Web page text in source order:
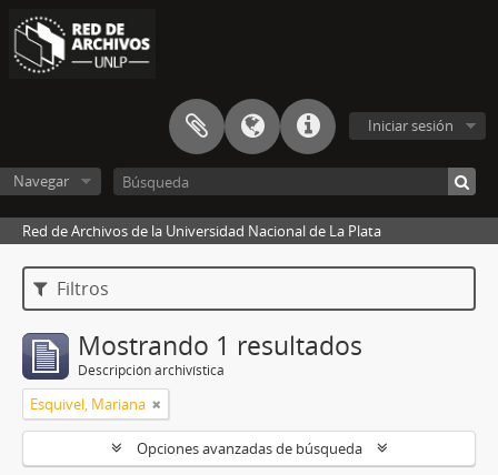
Iniciar sesión
Navegar
Red de Archivos de la Universidad Nacional de La Plata
Filtros
Mostrando 1 resultados
Descripción archivística
Esquivel, Mariana
Opciones avanzadas de búsqueda